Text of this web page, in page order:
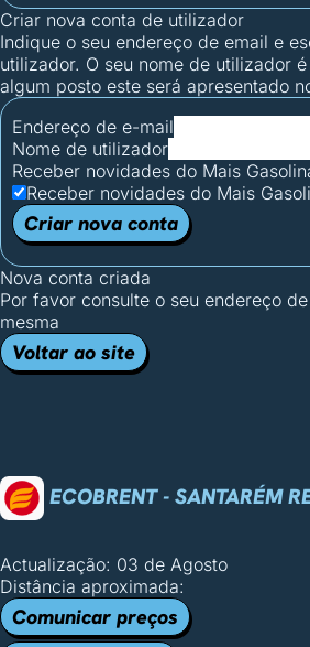
Criar nova conta de utilizador
Indique o seu endereço de email e
utilizador. O seu nome de utilizador
algum posto este será apresentado
Endereço de e-mail
Nome de utilizador
Receber novidades do Mais
Receber novidades do Mais
Criar nova conta
Nova conta criada
Por favor consulte o seu endereço
mesma
Voltar ao site
ECOBRENT - SANTARÉM
Actualização: 03 de Agosto
Distância aproximada:
Comunicar preços